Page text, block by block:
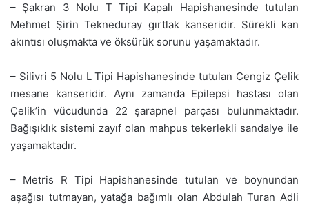
– Şakran 3 Nolu T Tipi Kapalı Hapishanesinde tutulan
Mehmet Şirin Tekneduray gırtlak kanseridir. Sürekli kan
akıntısı oluşmakta ve öksürük sorunu yaşamaktadır.
– Silivri 5 Nolu L Tipi Hapishanesinde tutulan Cengiz Çelik
mesane kanseridir. Aynı zamanda Epilepsi hastası olan
Çelik’in vücudunda 22 şarapnel parçası bulunmaktadır.
Bağışıklık sistemi zayıf olan mahpus tekerlekli sandalye ile
yaşamaktadır.
– Metris R Tipi Hapishanesinde tutulan ve boynundan
aşağısı tutmayan, yatağa bağımlı olan Abdulah Turan Adli